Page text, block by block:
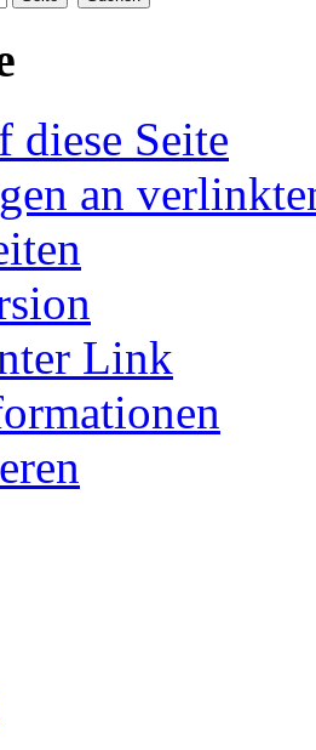
diese Seite
an
Link